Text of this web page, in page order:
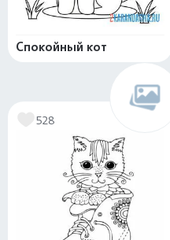
Спокойный кот
528